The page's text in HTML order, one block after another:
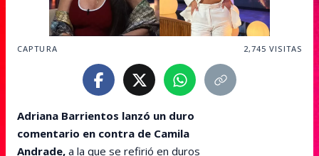
CAPTURA 2,745 VISITAS
Adriana Barrientos lanzó un duro
comentario en contra de Camila
Andrade, a la que se refirió en duros